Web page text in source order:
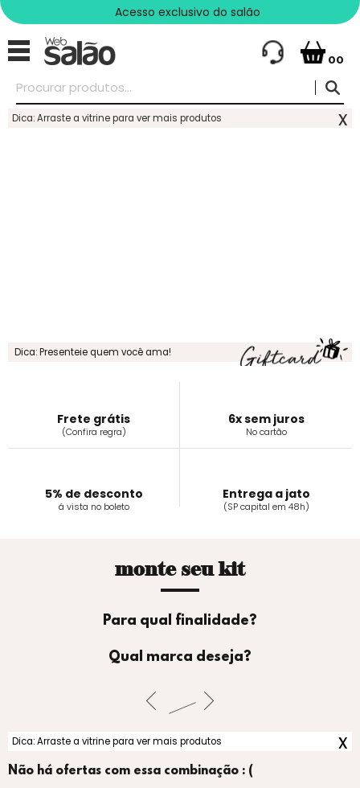
Acesso exclusivo do salão
00
Dica: Arraste a vitrine para ver mais produtos x
Dica: Presenteie quem você ama!
Frete grátis
(Confira regra)
6x sem juros
No cartão
5% de desconto
á vista no boleto
Entrega a jato
(SP capital em 48h)
monte seu kit
Para qual finalidade?
Qual marca deseja?
Dica: Arraste a vitrine para ver mais produtos x
Não há ofertas com essa combinação : (